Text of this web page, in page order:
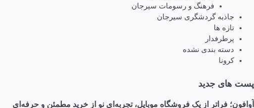
فرهنگ و رسومات سیرجان
جاذبه گردشگری سیرجان
تازه ها
پرطرفدار
دسته بندی نشده
کرونا
پست های جدید
آوافون؛ فراتر از یک فروشگاه موبایل، تجربه‌ای نو از خرید مطمئن و حرفه‌ای